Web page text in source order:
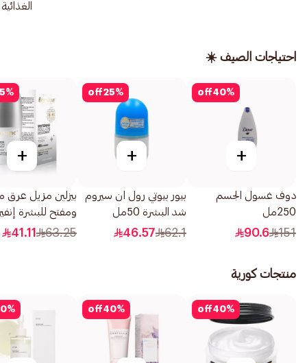
الغذائية
احتياجات الصيف ☀️
40%
off
+
دوف غسول الجسم
250مل
151
90.6
25%
off
+
بيور بيوتي رول ان سيروم
شد البشرة 50مل
62.1
46.57
%
+
بيزلين مزيل
ومفتح للبشرة
تاتش رول أون 50مل
63.25
41.11
منتجات كورية
40%
off
40%
off
%